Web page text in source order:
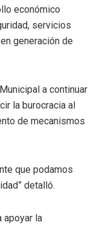
económico
servicios
generación de
a continuar
la burocracia al
de mecanismos
que podamos
detalló.
apoyar la